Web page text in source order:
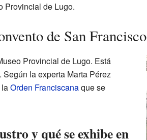
Provincial de Lugo.
de San Francisco
Provincial de Lugo. Está
la experta Marta Pérez
Orden Franciscanaque se
y qué se exhibe en